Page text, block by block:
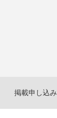
掲載申し込み